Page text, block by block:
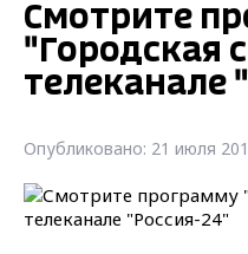
Смотрите
"Городская
телеканале
Опубликовано: 21 июля